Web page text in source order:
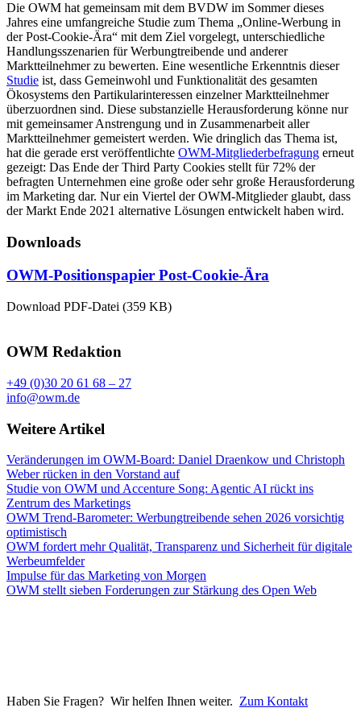
Die OWM hat gemeinsam mit dem BVDW im Sommer dieses
Jahres eine umfangreiche Studie zum Thema „Online-Werbung in
der Post-Cookie-Ära“ mit dem Ziel vorgelegt, unterschiedliche
Handlungsszenarien für Werbungtreibende und anderer
Marktteilnehmer zu bewerten. Eine wesentliche Erkenntnis dieser
Studie ist, dass Gemeinwohl und Funktionalität des gesamten
Ökosystems den Partikularinteressen einzelner Marktteilnehmer
überzuordnen sind. Diese substanzielle Herausforderung könne nur
mit gemeinsamer Anstrengung und in Zusammenarbeit aller
Marktteilnehmer gemeistert werden. Wie dringlich das Thema ist,
hat die gerade erst veröffentlichte OWM-Mitgliederbefragung erneut
gezeigt: Das Ende der Third Party Cookies stellt für 72% der
befragten Unternehmen eine große oder sehr große Herausforderung
im Marketing dar. Nur ein Viertel der OWM-Mitglieder glaubt, dass
der Markt Ende 2021 alternative Lösungen entwickelt haben wird.
Downloads
OWM-Positionspapier Post-Cookie-Ära
Download PDF-Datei (359 KB)
OWM Redaktion
+49 (0)30 20 61 68 – 27
info@owm.de
Weitere Artikel
Veränderungen im OWM-Board: Daniel Draenkow und Christoph
Weber rücken in den Vorstand auf
Studie von OWM und Accenture Song: Agentic AI rückt ins
Zentrum des Marketings
OWM Trend-Barometer: Werbungtreibende sehen 2026 vorsichtig
optimistisch
OWM fordert mehr Qualität, Transparenz und Sicherheit für digitale
Werbeumfelder
Impulse für das Marketing von Morgen
OWM stellt sieben Forderungen zur Stärkung des Open Web
Haben Sie Fragen? Wir helfen Ihnen weiter. Zum Kontakt